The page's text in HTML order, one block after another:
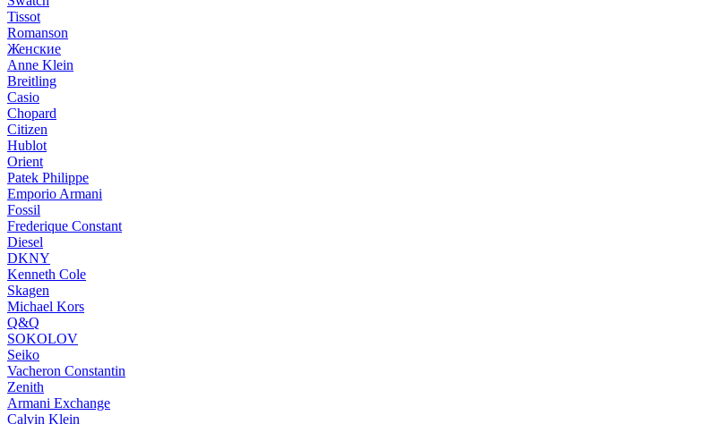
Tissot
Romanson
Женские
Anne Klein
Breitling
Casio
Chopard
Citizen
Hublot
Orient
Patek Philippe
Emporio Armani
Fossil
Frederique Constant
Diesel
DKNY
Kenneth Cole
Skagen
Michael Kors
Q&Q
SOKOLOV
Seiko
Vacheron Constantin
Zenith
Armani Exchange
Calvin Klein